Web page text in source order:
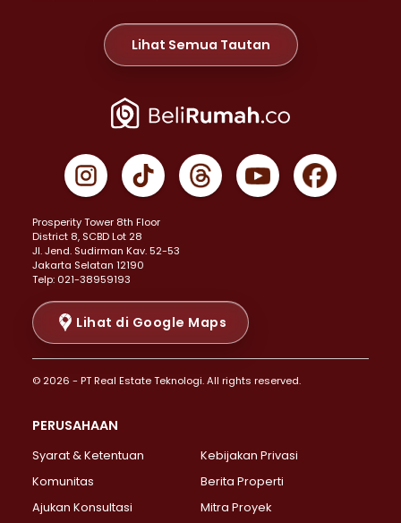
Properti Dijual di Meruya >
Properti Dijual di Jelambar >
Properti Dijual di Jakarta Pusat >
Properti Dijual di Gambir >
Properti Dijual di Johar Baru >
Properti Dijual di Menteng >
Properti Dijual di Senen >
Properti Dijual di Tanah Abang >
Properti Dijual di Cikini >
Properti Dijual di Kramat >
Properti Dijual di Pasar Baru >
Properti Dijual di Bendungan Hilir >
Properti Dijual di Jakarta Selatan >
Properti Dijual di Lebak Bulus >
Properti Dijual di Gandaria Selatan >
Properti Dijual di Pondok Labu >
Lihat Semua Tautan
Prosperity Tower 8th Floor
District 8, SCBD Lot 28
JI. Jend. Sudirman Kav. 52-53
Jakarta Selatan 12190
Telp: 021-38959193
Lihat di Google Maps
© 2026 - PT Real Estate Teknologi. All rights reserved.
PERUSAHAAN
Syarat & Ketentuan
Kebijakan Privasi
Komunitas
Berita Properti
Ajukan Konsultasi
Mitra Proyek